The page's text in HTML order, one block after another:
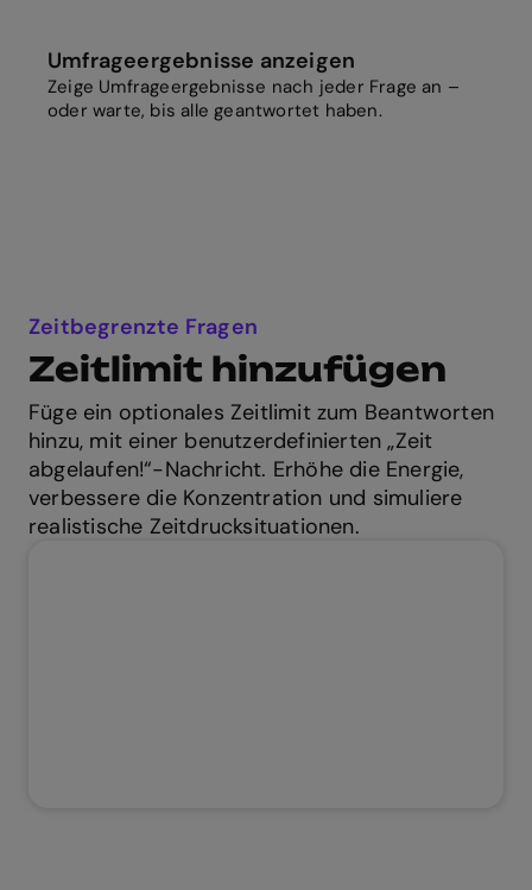
Umfrageergebnisse anzeigen
Zeige Umfrageergebnisse nach jeder Frage an –
oder warte, bis alle geantwortet haben.
Zeitbegrenzte Fragen
Zeitlimit hinzufügen
Füge ein optionales Zeitlimit zum Beantworten
hinzu, mit einer benutzerdefinierten „Zeit
abgelaufen!“-Nachricht. Erhöhe die Energie,
verbessere die Konzentration und simuliere
realistische Zeitdrucksituationen.